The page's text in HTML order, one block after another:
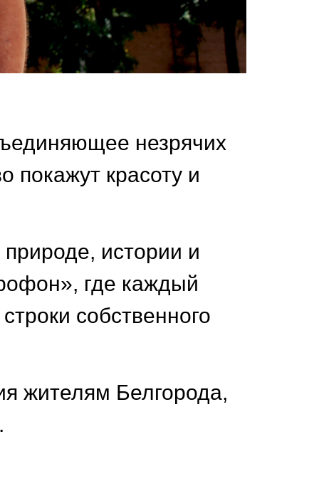
незрячих
покажут красоту и
истории и
где каждый
собственного
жителям Белгорода,